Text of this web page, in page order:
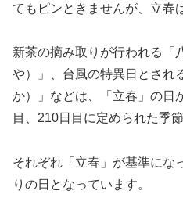
てもピンときませんが、立春
新茶の摘み取りが行われる「
や）」、台風の特異日とされ
か）」などは、「立春」の日
目、210日目に定められた季
それぞれ「立春」が基準にな
りの日となっています。